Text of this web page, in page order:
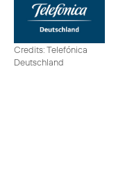
Credits: Telefónica
Deutschland